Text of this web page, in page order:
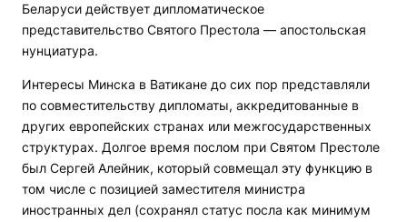
Беларуси действует дипломатическое
представительство Святого Престола — апостольская
нунциатура.
Интересы Минска в Ватикане до сих пор представляли
по совместительству дипломаты, аккредитованные в
других европейских странах или межгосударственных
структурах. Долгое время послом при Святом Престоле
был Сергей Алейник, который совмещал эту функцию в
том числе с позицией заместителя министра
иностранных дел (сохранял статус посла как минимум